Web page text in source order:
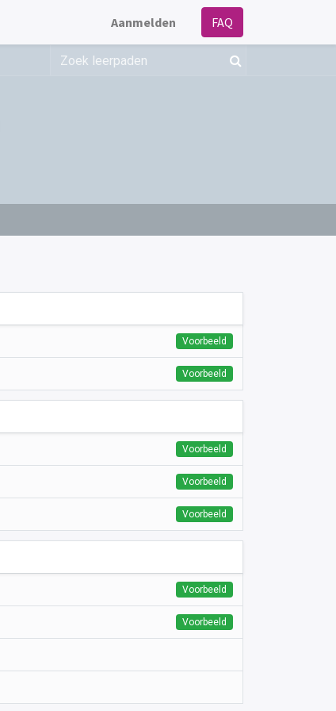
Aanmelden FAQ
Voorbeeld
Voorbeeld
Voorbeeld
Voorbeeld
Voorbeeld
Voorbeeld
Voorbeeld